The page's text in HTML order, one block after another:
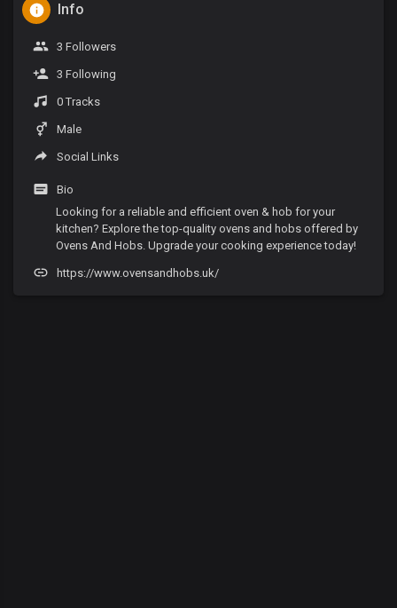
Info
3 Followers
3 Following
0 Tracks
Male
Social Links
Bio
Looking for a reliable and efficient oven & hob for your
kitchen? Explore the top-quality ovens and hobs offered by
Ovens And Hobs. Upgrade your cooking experience today!
https://www.ovensandhobs.uk/